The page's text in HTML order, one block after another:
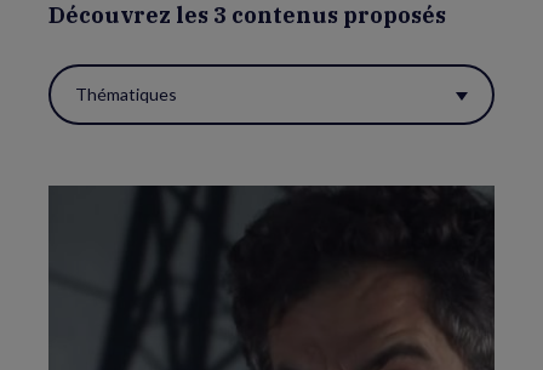
Découvrez les 3 contenus proposés
Utiliser
Thématiques